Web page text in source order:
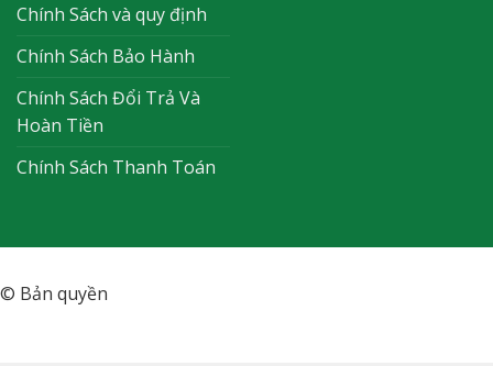
Chính Sách và quy định
Chính Sách Bảo Hành
Chính Sách Đổi Trả Và
Hoàn Tiền
Chính Sách Thanh Toán
© Bản quyền